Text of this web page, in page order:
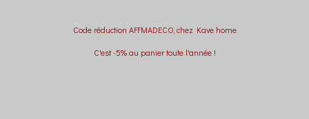
Code réduction AFFMADECO, chez Kave home
C'est -5% au panier toute l'année !